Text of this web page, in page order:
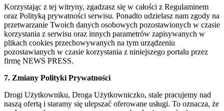
Korzystając z tej witryny, zgadzasz się w całości z Regulaminem
oraz Polityką prywatności serwisu. Ponadto udzielasz nam zgody na
przetwarzanie Twoich danych osobowych pozostawionych w czasie
korzystania z serwisu oraz innych parametrów zapisywanych w
plikach cookies przechowywanych na tym urządzeniu
pozostawianych w czasie korzystania z niniejszego portalu przez
firmę NEWS PRESS.
7. Zmiany Polityki Prywatności
Drogi Użytkowniku, Droga Użytkowniczko, stale pracujemy nad
naszą ofertą i staramy się ulepszać oferowane usługi. To oznacza, że